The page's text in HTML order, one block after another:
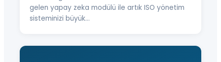
gelen yapay zeka modülü ile artık ISO yönetim
sisteminizi büyük…